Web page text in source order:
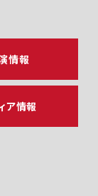
情報
ア情報